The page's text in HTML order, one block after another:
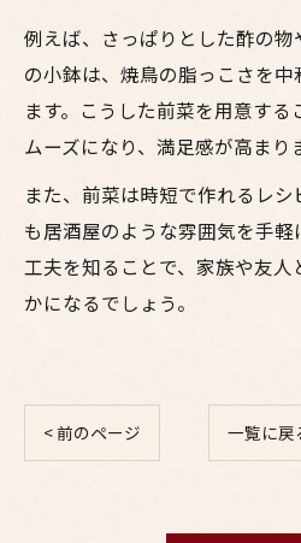
例えば、さっぱりとした酢の
の小鉢は、焼鳥の脂っこさを
ます。こうした前菜を用意す
ムーズになり、満足感が高まり
また、前菜は時短で作れるレ
も居酒屋のような雰囲気を手軽
工夫を知ることで、家族や友
かになるでしょう。
< 前のページ 一覧に戻